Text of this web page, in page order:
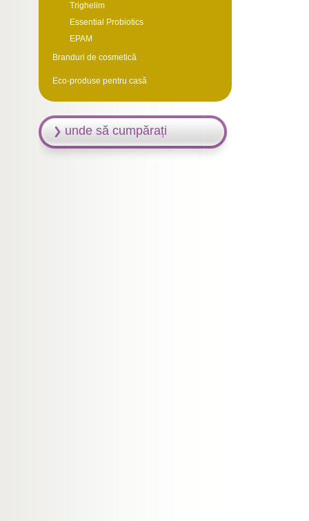
Trighelim
Essential Probiotics
EPAM
Branduri de cosmetică
Eco-produse pentru casă
unde să cumpărați